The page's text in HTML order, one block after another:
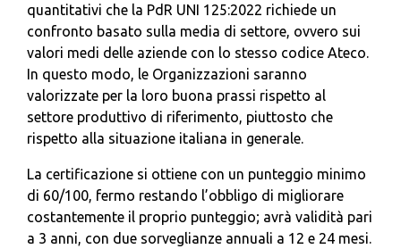
quantitativi che la PdR UNI 125:2022 richiede un
confronto basato sulla media di settore, ovvero sui
valori medi delle aziende con lo stesso codice Ateco.
In questo modo, le Organizzazioni saranno
valorizzate per la loro buona prassi rispetto al
settore produttivo di riferimento, piuttosto che
rispetto alla situazione italiana in generale.
La certificazione si ottiene con un punteggio minimo
di 60/100, fermo restando l’obbligo di migliorare
costantemente il proprio punteggio; avrà validità pari
a 3 anni, con due sorveglianze annuali a 12 e 24 mesi.